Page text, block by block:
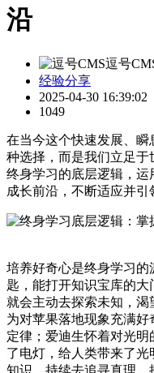
沿
逗号
经验分享
2025-04-30 16:39:02
1049
在当今这个快速发展、
种选择，而是我们立足
终身学习的底层逻辑，
成长前沿，不断适应并引
培养好奇心是终身学习
匙，能打开知识宝库的大
就会主动去探索未知，
为对苹果落地现象充满
定律；爱迪生怀着对光
了电灯，给人类带来了
知识，持续去追寻真理